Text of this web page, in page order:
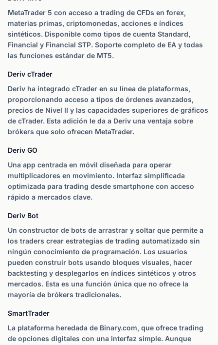
MetaTrader 5 con acceso a trading de CFDs en forex,
materias primas, criptomonedas, acciones e índices
sintéticos. Disponible como tipos de cuenta Standard,
Financial y Financial STP. Soporte completo de EA y todas
las funciones estándar de MT5.
Deriv cTrader
Deriv ha integrado cTrader en su línea de plataformas,
proporcionando acceso a tipos de órdenes avanzados,
precios de Nivel II y las capacidades superiores de gráficos
de cTrader. Esta adición le da a Deriv una ventaja sobre
brókers que solo ofrecen MetaTrader.
Deriv GO
Una app centrada en móvil diseñada para operar
multiplicadores en movimiento. Interfaz simplificada
optimizada para trading desde smartphone con acceso
rápido a mercados clave.
Deriv Bot
Un constructor de bots de arrastrar y soltar que permite a
los traders crear estrategias de trading automatizado sin
ningún conocimiento de programación. Los usuarios
pueden construir bots usando bloques visuales, hacer
backtesting y desplegarlos en índices sintéticos y otros
mercados. Esta es una función única que no ofrece la
mayoría de brókers tradicionales.
SmartTrader
La plataforma heredada de Binary.com, que ofrece trading
de opciones digitales con una interfaz simple. Aunque